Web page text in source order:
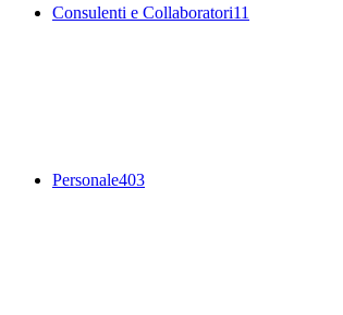
Consulenti e Collaboratori11
Personale403